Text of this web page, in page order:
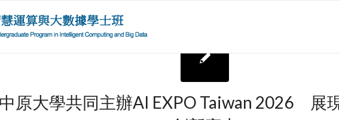
中原大學共同主辦AI EXPO Taiwan 2026 展